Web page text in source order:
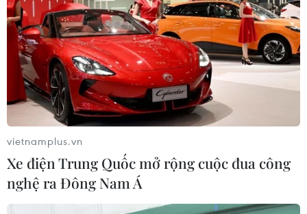
vietnamplus.vn
Xe điện Trung Quốc mở rộng cuộc đua công
nghệ ra Đông Nam Á